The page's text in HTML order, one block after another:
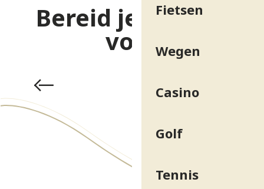
Fietsen
Wegen
Casino
Golf
Tennis
Bereid je verblijf
voor